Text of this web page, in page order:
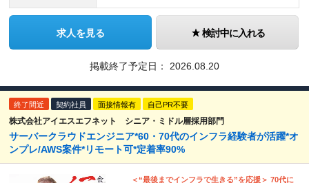
求人を見る 検討中に入れる
掲載終了予定日： 2026.08.20
終了間近 契約社員 面接情報有 自己PR不要
株式会社アイエスエフネット シニア・ミドル層採用部門
サーバークラウドエンジニア*60・70代のインフラ経験者が活躍*オ
ンプレ/AWS案件*リモート可*定着率90%
＜“最後までインフラで生きる”を応援＞ 70代に